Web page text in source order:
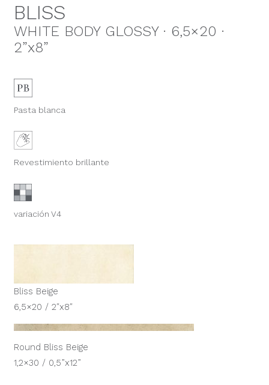
BLISS
WHITE BODY GLOSSY · 6,5×20 ·
2”x8”
Pasta blanca
Revestimiento brillante
variación V4
Bliss Beige
6,5×20 / 2″x8″
Round Bliss Beige
1,2×30 / 0,5”x12”